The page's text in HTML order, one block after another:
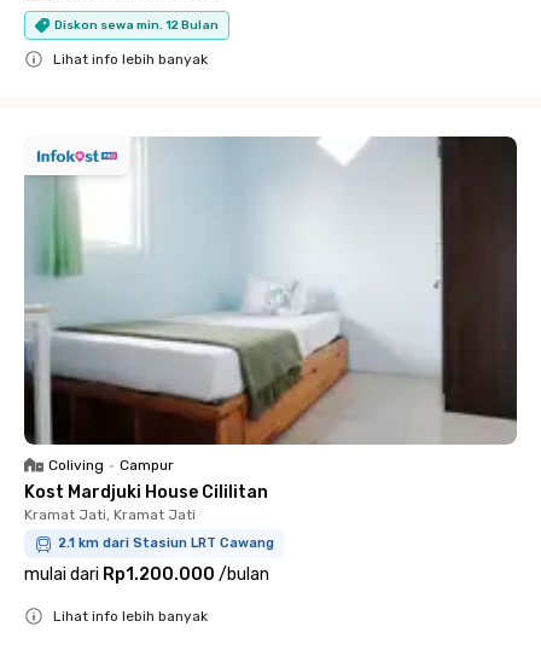
Diskon sewa min. 12 Bulan
Lihat info lebih banyak
Coliving • Campur
Kost Mardjuki House Cililitan
Kramat Jati, Kramat Jati
2.1 km dari Stasiun LRT Cawang
mulai dari Rp1.200.000 /bulan
Lihat info lebih banyak